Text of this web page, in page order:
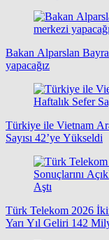
Bakan Alparslan
yapacağız
Türkiye ile Vietnam
Sayısı 42’ye Yükseldi
Türk Telekom 2026
Yarı Yıl Geliri 142